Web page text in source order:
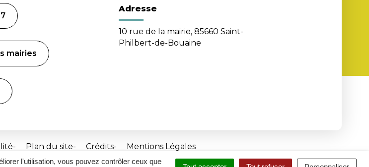
l'utilisation, vous pouvez contrôler ceux que
mairies
Adresse
10 rue de la mairie, 85660 Saint-
Philbert-de-Bouaine
Plan du site Crédits Mentions Légales